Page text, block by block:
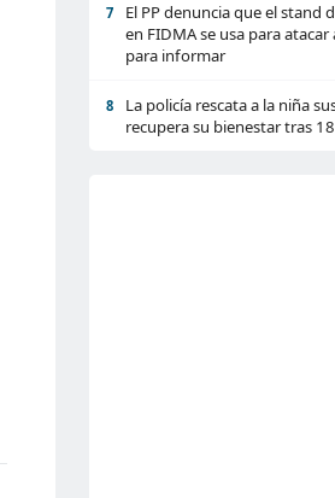
7
El PP denuncia que el stand
en FIDMA se usa para atacar
para informar
8
La policía rescata a la niña
recupera su bienestar tras